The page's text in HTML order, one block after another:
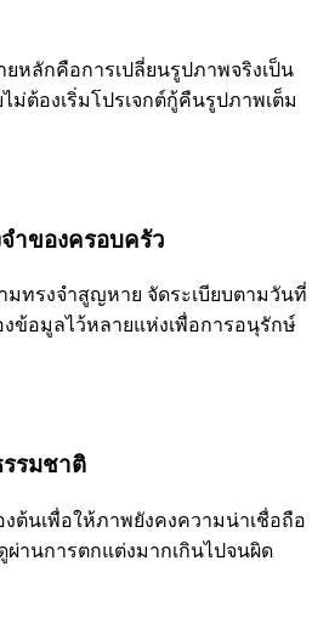
ยหลักคือการเปลี่ยนรูปภาพจริงเป็น
ต้องเริ่มโปรเจกต์กู้คืนรูปภาพเต็ม
ำของครอบครัว
ทรงจำสูญหาย จัดระเบียบตามวันที่
ข้อมูลไว้หลายแห่งเพื่อการอนุรักษ์
รรมชาติ
งต้นเพื่อให้ภาพยังคงความน่าเชื่อถือ
ผ่านการตกแต่งมากเกินไปจนผิด